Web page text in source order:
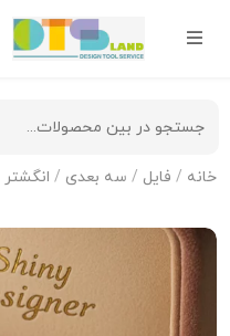
خانه / فایل / سه بعدی / انگشتر